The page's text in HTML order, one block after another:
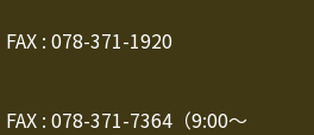
FAX : 078-371-1920
FAX : 078-371-7364（9:00～